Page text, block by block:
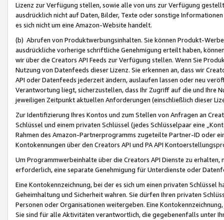
Lizenz zur Verfügung stellen, sowie alle von uns zur Verfügung
ausdrücklich nicht auf Daten, Bilder, Texte oder sonstige
es sich nicht um eine Amazon-Website handelt.
(b) Abrufen von Produktwerbungsinhalten. Sie können Produkt-
ausdrückliche vorherige schriftliche Genehmigung erteilt haben,
wir über die Creators API Feeds zur Verfügung stellen. Wenn Sie
Nutzung von Datenfeeds dieser Lizenz. Sie erkennen an, dass wir
API oder Datenfeeds jederzeit ändern, auslaufen lassen oder neu
Verantwortung liegt, sicherzustellen, dass Ihr Zugriff auf die und Ihre
jeweiligen Zeitpunkt aktuellen Anforderungen (einschließlich dieser
Zur Identifizierung Ihres Kontos und zum Stellen von Anfragen an
Schlüssel und einem privaten Schlüssel (jedes Schlüsselpaar eine
Rahmen des Amazon-Partnerprogramms zugeteilte Partner-ID oder
Kontokennungen über den Creators API und PA API
Um Programmwerbeinhalte über die Creators API Dienste zu
erforderlich, eine separate Genehmigung für Unterdienste oder
Eine Kontokennzeichnung, bei der es sich um einen privaten
Geheimhaltung und Sicherheit wahren. Sie dürfen Ihren privaten
Personen oder Organisationen weitergeben. Eine
Sie sind für alle Aktivitäten verantwortlich, die gegebenenfalls unter